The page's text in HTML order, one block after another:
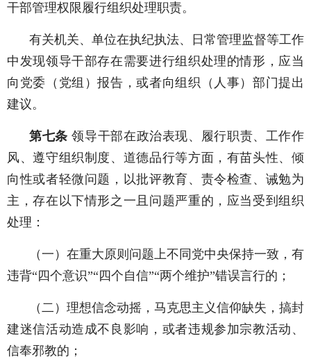
干部管理权限履行组织处理职责。
有关机关、单位在执纪执法、日常管理监督等工作
中发现领导干部存在需要进行组织处理的情形，应当
向党委（党组）报告，或者向组织（人事）部门提出
建议。
第七条领导干部在政治表现、履行职责、工作作
风、遵守组织制度、道德品行等方面，有苗头性、倾
向性或者轻微问题，以批评教育、责令检查、诫勉为
主，存在以下情形之一且问题严重的，应当受到组织
处理：
（一）在重大原则问题上不同党中央保持一致，有
违背“四个意识”“四个自信”“两个维护”错误言行的；
（二）理想信念动摇，马克思主义信仰缺失，搞封
建迷信活动造成不良影响，或者违规参加宗教活动、
信奉邪教的；